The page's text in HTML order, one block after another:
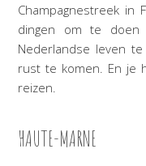
Champagnestreek in
dingen om te doen
Nederlandse leven
rust te komen. En je
reizen.
HAUTE-MARNE